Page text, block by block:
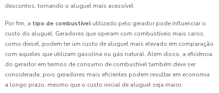
descontos, tornando o aluguel mais acessível.
Por fim, a tipo de combustível utilizado pelo gerador pode influenciar o
custo do aluguel. Geradores que operam com combustíveis mais caros,
como diesel, podem ter um custo de aluguel mais elevado em comparação
com aqueles que utilizam gasolina ou gás natural. Além disso, a eficiência
do gerador em termos de consumo de combustível também deve ser
considerada, pois geradores mais eficientes podem resultar em economia
a longo prazo, mesmo que o custo inicial de aluguel seja maior.